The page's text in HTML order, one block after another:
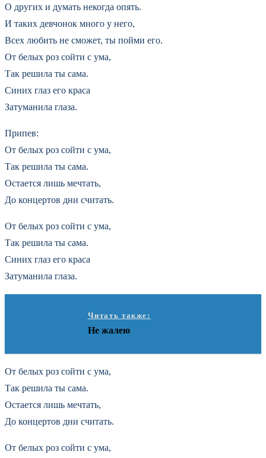
О других и думать некогда опять.
И таких девчонок много у него,
Всех любить не сможет, ты пойми его.
От белых роз сойти с ума,
Так решила ты сама.
Синих глаз его краса
Затуманила глаза.
Припев:
От белых роз сойти с ума,
Так решила ты сама.
Остается лишь мечтать,
До концертов дни считать.
От белых роз сойти с ума,
Так решила ты сама.
Синих глаз его краса
Затуманила глаза.
Читать также:
Не жалею
От белых роз сойти с ума,
Так решила ты сама.
Остается лишь мечтать,
До концертов дни считать.
От белых роз сойти с ума,